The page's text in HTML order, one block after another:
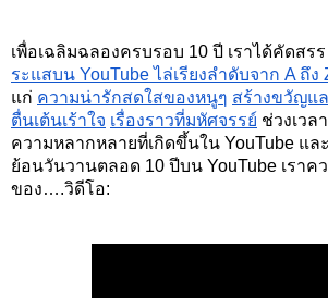
เพื่อเฉลิมฉลองครบรอบ 10 ปี เราได้คัดสรร
ระแสบน YouTube ไล่เรียงลำดับจาก A ถึง
แก่ ความน่ารักสดใสของหนูๆ สร้างขวัญแ
ตื่นเต้นเร้าใจ เรื่องราวที่มหัศจรรย์ ช่วงเวล
ความหลากหลายที่เกิดขึ้นใน YouTube แล
ย้อนวันวานตลอด 10 ปีบน YouTube เราค
ของ….วิดีโอ: